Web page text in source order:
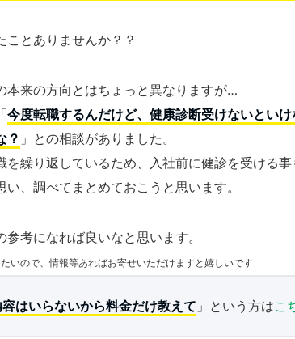
ことありませんか？？
本来の方向とはちょっと異なりますが…
今度転職するんだけど、健康診断受けないとい
？ 」との相談がありました。
を繰り返しているため、入社前に健診を受ける
い、調べてまとめておこうと思います。
参考になれば良いなと思います。
いので、情報等あればお寄せいただけますと嬉しいです
はいらないから料金だけ教えて 」という方はこ